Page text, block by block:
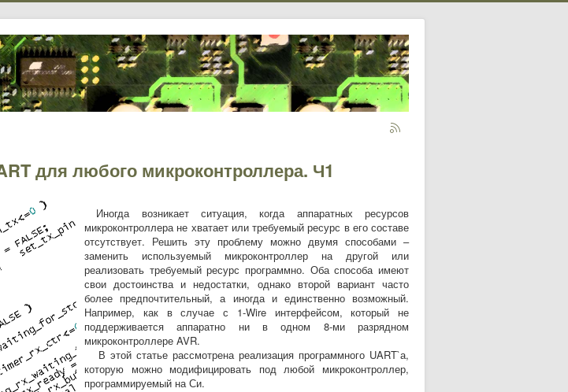
для любого микроконтроллера. Ч1
Иногда возникает ситуация, когда аппаратных ресурсов
микроконтроллера не хватает или требуемый ресурс в его составе
отсутствует. Решить эту проблему можно двумя способами –
заменить используемый микроконтроллер на другой или
реализовать требуемый ресурс программно. Оба способа имеют
свои достоинства и недостатки, однако второй вариант часто
более предпочтительный, а иногда и единственно возможный.
Например, как в случае с 1-Wire интерфейсом, который не
поддерживается аппаратно ни в одном 8-ми разрядном
микроконтроллере AVR.
В этой статье рассмотрена реализация программного UART`а,
которую можно модифицировать под любой микроконтроллер,
программируемый на Си.